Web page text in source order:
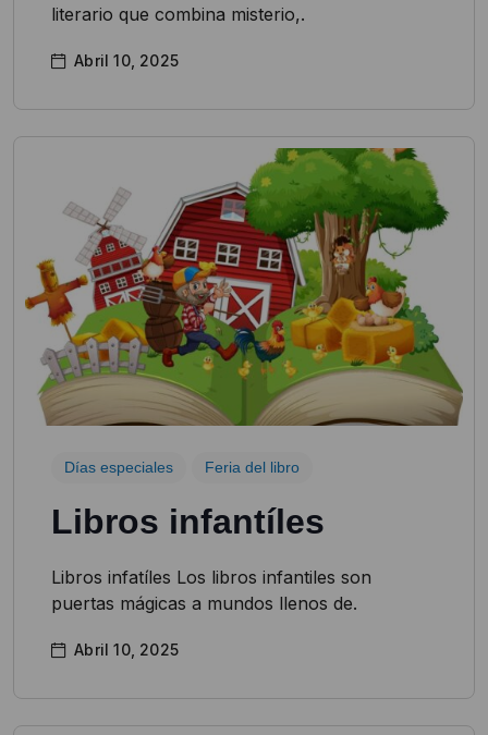
literario que combina misterio,.
Abril 10, 2025
Días especiales Feria del libro
Libros infantíles
Libros infatíles Los libros infantiles son
puertas mágicas a mundos llenos de.
Abril 10, 2025